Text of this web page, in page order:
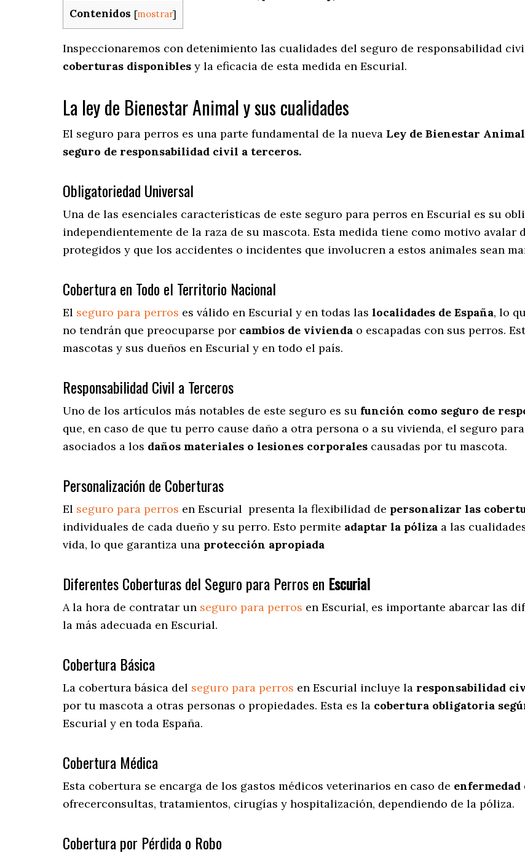
Contenidos [mostrar]
Inspeccionaremos con detenimiento las cualidades del seguro de responsabilidad
coberturas disponibles y la eficacia de esta medida en Escurial.
La ley de Bienestar Animal y sus cualidades
El seguro para perros es una parte fundamental de la nueva Ley de Bienestar Animal
seguro de responsabilidad civil a terceros.
Obligatoriedad Universal
Una de las esenciales características de este seguro para perros en Escurial es su
independientemente de la raza de su mascota. Esta medida tiene como motivo avalar
protegidos y que los accidentes o incidentes que involucren a estos animales sean
Cobertura en Todo el Territorio Nacional
El seguro para perros es válido en Escurial y en todas las localidades de España, lo
no tendrán que preocuparse por cambios de vivienda o escapadas con sus perros.
mascotas y sus dueños en Escurial y en todo el país.
Responsabilidad Civil a Terceros
Uno de los artículos más notables de este seguro es su función como seguro de
que, en caso de que tu perro cause daño a otra persona o a su vivienda, el seguro
asociados a los daños materiales o lesiones corporales causadas por tu mascota.
Personalización de Coberturas
El seguro para perros en Escurial presenta la flexibilidad de personalizar las
individuales de cada dueño y su perro. Esto permite adaptar la póliza a las
vida, lo que garantiza una protección apropiada
Diferentes Coberturas del Seguro para Perros en Escurial
A la hora de contratar un seguro para perros en Escurial, es importante abarcar las
la más adecuada en Escurial.
Cobertura Básica
La cobertura básica del seguro para perros en Escurial incluye la responsabilidad
por tu mascota a otras personas o propiedades. Esta es la cobertura obligatoria
Escurial y en toda España.
Cobertura Médica
Esta cobertura se encarga de los gastos médicos veterinarios en caso de enfermedad
ofrecerconsultas, tratamientos, cirugías y hospitalización, dependiendo de la póliza.
Cobertura por Pérdida o Robo